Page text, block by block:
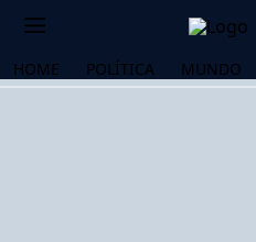
HOME POLÍTICA MUNDO